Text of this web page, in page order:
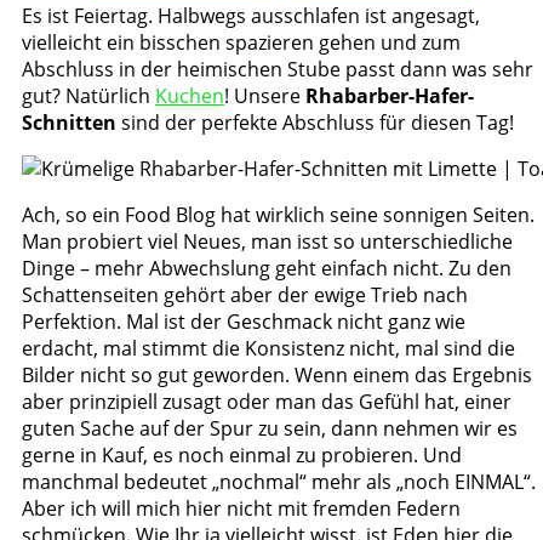
Es ist Feiertag. Halbwegs ausschlafen ist angesagt,
vielleicht ein bisschen spazieren gehen und zum
Abschluss in der heimischen Stube passt dann was sehr
gut? Natürlich Kuchen! Unsere Rhabarber-Hafer-
Schnitten sind der perfekte Abschluss für diesen Tag!
Ach, so ein Food Blog hat wirklich seine sonnigen Seiten.
Man probiert viel Neues, man isst so unterschiedliche
Dinge – mehr Abwechslung geht einfach nicht. Zu den
Schattenseiten gehört aber der ewige Trieb nach
Perfektion. Mal ist der Geschmack nicht ganz wie
erdacht, mal stimmt die Konsistenz nicht, mal sind die
Bilder nicht so gut geworden. Wenn einem das Ergebnis
aber prinzipiell zusagt oder man das Gefühl hat, einer
guten Sache auf der Spur zu sein, dann nehmen wir es
gerne in Kauf, es noch einmal zu probieren. Und
manchmal bedeutet „nochmal“ mehr als „noch EINMAL“.
Aber ich will mich hier nicht mit fremden Federn